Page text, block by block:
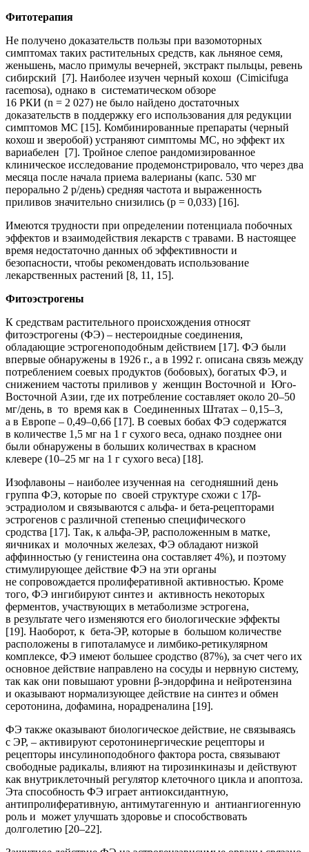
Фитотерапия
Не получено доказательств пользы при вазомоторных
симптомах таких растительных средств, как льняное семя,
женьшень, масло примулы вечерней, экстракт пыльцы, ревень
сибирский [7]. Наиболее изучен черный кохош (Cimicifuga
racemosa), однако в систематическом обзоре
16 РКИ (n = 2 027) не было найдено достаточных
доказательств в поддержку его использования для редукции
симптомов МС [15]. Комбинированные препараты (черный
кохош и зверобой) устраняют симптомы МС, но эффект их
вариабелен [7]. Тройное слепое рандомизированное
клиническое исследование продемонстрировало, что через два
месяца после начала приема валерианы (капс. 530 мг
перорально 2 р/день) средняя частота и выраженность
приливов значительно снизились (p = 0,033) [16].
Имеются трудности при определении потенциала побочных
эффектов и взаимодействия лекарств с травами. В настоящее
время недостаточно данных об эффективности и
безопасности, чтобы рекомендовать использование
лекарственных растений [8, 11, 15].
Фитоэстрогены
К средствам растительного происхождения относят
фитоэстрогены (ФЭ) – нестероидные соединения,
обладающие эстрогеноподобным действием [17]. ФЭ были
впервые обнаружены в 1926 г., а в 1992 г. описана связь между
потреблением соевых продуктов (бобовых), богатых ФЭ, и
снижением частоты приливов у женщин Восточной и Юго-
Восточной Азии, где их потребление составляет около 20–50
мг/день, в то время как в Соединенных Штатах – 0,15–3,
а в Европе – 0,49–0,66 [17]. В соевых бобах ФЭ содержатся
в количестве 1,5 мг на 1 г сухого веса, однако позднее они
были обнаружены в больших количествах в красном
клевере (10–25 мг на 1 г сухого веса) [18].
Изофлавоны – наиболее изученная на сегодняшний день
группа ФЭ, которые по своей структуре схожи с 17β-
эстрадиолом и связываются с альфа- и бета-рецепторами
эстрогенов с различной степенью специфического
сродства [17]. Так, к альфа-ЭР, расположенным в матке,
яичниках и молочных железах, ФЭ обладают низкой
аффинностью (у генистеина она составляет 4%), и поэтому
стимулирующее действие ФЭ на эти органы
не сопровождается пролиферативной активностью. Кроме
того, ФЭ ингибируют синтез и активность некоторых
ферментов, участвующих в метаболизме эстрогена,
в результате чего изменяются его биологические эффекты
[19]. Наоборот, к бета-ЭР, которые в большом количестве
расположены в гипоталамусе и лимбико-ретикулярном
комплексе, ФЭ имеют большее сродство (87%), за счет чего их
основное действие направлено на сосуды и нервную систему,
так как они повышают уровни β-эндорфина и нейротензина
и оказывают нормализующее действие на синтез и обмен
серотонина, дофамина, норадреналина [19].
ФЭ также оказывают биологическое действие, не связываясь
с ЭР, – активируют серотонинергические рецепторы и
рецепторы инсулиноподобного фактора роста, связывают
свободные радикалы, влияют на тирозинкиназы и действуют
как внутриклеточный регулятор клеточного цикла и апоптоза.
Эта способность ФЭ играет антиоксидантную,
антипролиферативную, антимутагенную и антиангиогенную
роль и может улучшать здоровье и способствовать
долголетию [20–22].